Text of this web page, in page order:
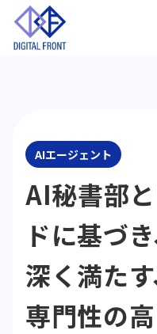
AIエージェント
AI秘書部
ドに基づ
深く満た
専門性の